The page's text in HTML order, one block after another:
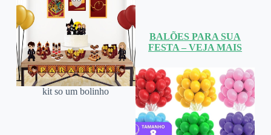
kit so um bolinho
BALÕES PARA SUA
FESTA – VEJA MAIS